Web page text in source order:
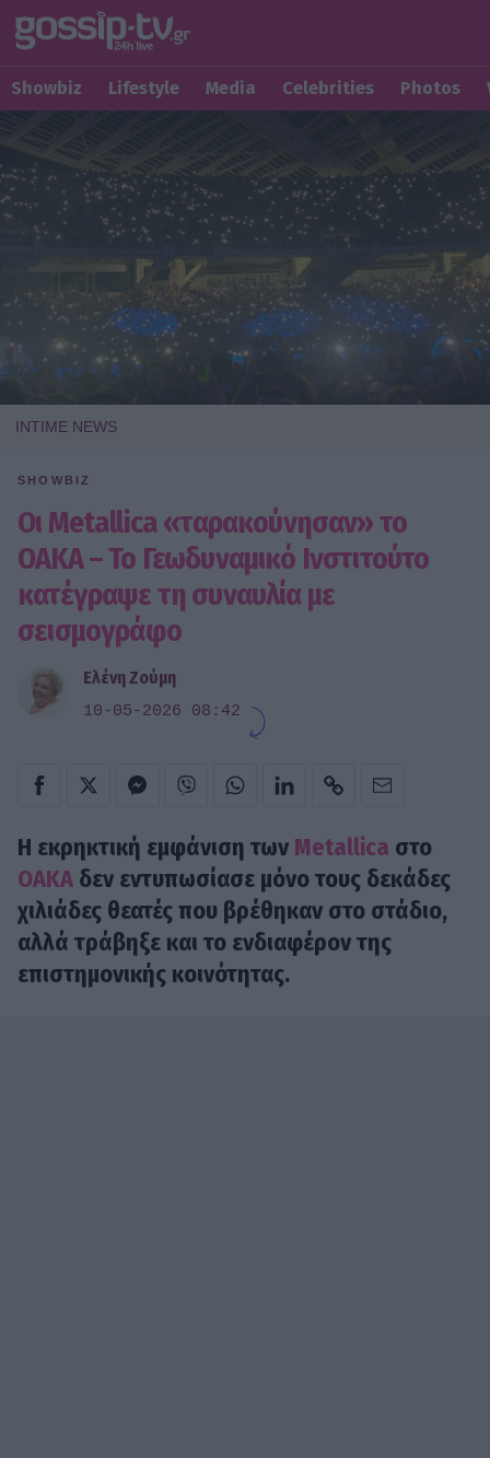
Showbiz Lifestyle Media Celebrities Photos
INTIME NEWS
SHOWBIZ
Οι Metallica «ταρακούνησαν» το
ΟΑΚΑ – Το Γεωδυναμικό Ινστιτούτο
κατέγραψε τη συναυλία με
σεισμογράφο
Ελένη Ζούμη
10-05-2026 08:42
Η εκρηκτική εμφάνιση των Metallica στο
ΟΑΚΑ δεν εντυπωσίασε μόνο τους δεκάδες
χιλιάδες θεατές που βρέθηκαν στο στάδιο,
αλλά τράβηξε και το ενδιαφέρον της
επιστημονικής κοινότητας.